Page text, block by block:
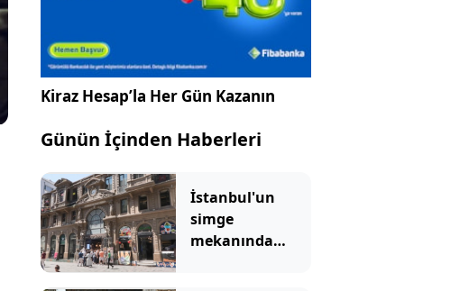
Kiraz Hesap’la Her Gün Kazanın
Günün İçinden Haberleri
İstanbul'un
simge
mekanında